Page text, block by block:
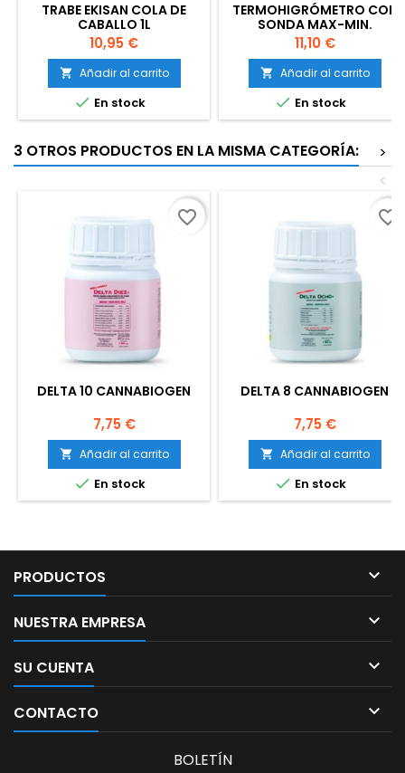
TRABE EKISAN COLA DE
CABALLO 1L
Precio
10,95 €
 Añadir al carrito
 En stock
TERMOHIGRÓMETRO CON
SONDA MAX-MIN.
PANTALLA GRANDE
Precio
11,10 €
 Añadir al carrito
 En stock
3 OTROS PRODUCTOS EN LA MISMA CATEGORÍA:
>
<
DELTA 10 CANNABIOGEN
Precio
7,75 €
 Añadir al carrito
 En stock
favorite_border
DELTA 8 CANNABIOGEN
Precio
7,75 €
 Añadir al carrito
 En stock
favorite_border
PRODUCTOS 
NUESTRA EMPRESA 
SU CUENTA 
CONTACTO 
BOLETÍN